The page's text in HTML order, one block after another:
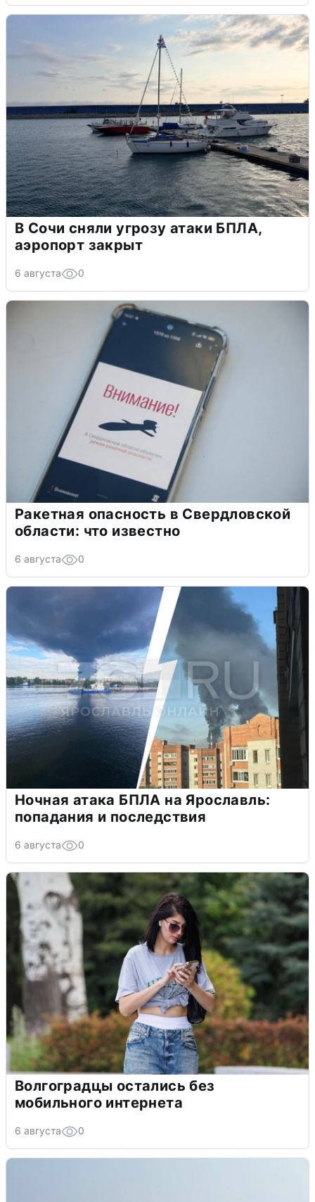
В Сочи сняли угрозу атаки БПЛА,
аэропорт закрыт
6 августа 0
Ракетная опасность в Свердловской
области: что известно
6 августа 0
Ночная атака БПЛА на Ярославль:
попадания и последствия
6 августа 0
Волгоградцы остались без
мобильного интернета
6 августа 0